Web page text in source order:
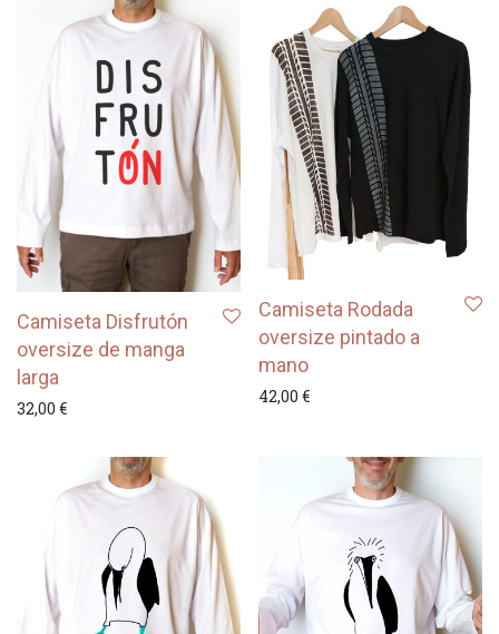
Camiseta Disfrutón
oversize de manga
larga
32,00 €
Camiseta Rodada
oversize pintado a
mano
42,00 €